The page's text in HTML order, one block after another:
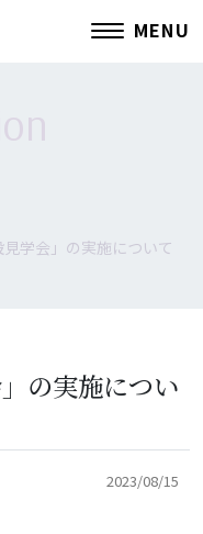
MENU
on
学会」の実施について
の実施につい
2023/08/15